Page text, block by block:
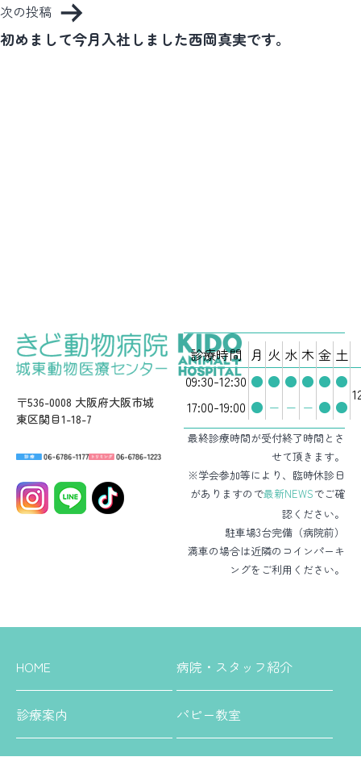
ビ
ゲ
次の投稿
初めまして今月入社しました西岡真実です。
〒536-0008 大阪府大阪市城
東区関目1-18-7
診療時間 月 火 水 木 金 土
09:30-12:30 ● ● ● ● ● ●
17:00-19:00 ● − − − ● ●
最終診療時間が受付終了時間とさ
せて頂きます。
※学会参加等により、臨時休診日
がありますので最新NEWSでご確
認ください。
駐車場3台完備（病院前）
満車の場合は近隣のコインパーキ
ングをご利用ください。
HOME 病院・スタッフ紹介
診療案内 パピー教室
シニア教室 デンタル教室